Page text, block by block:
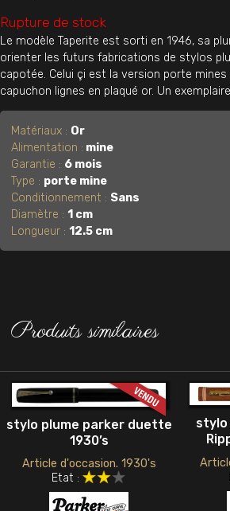
Rupture de stock
Le modèle Taperite est sorti en 1946, sa
orienter les futurs fabrications de stylos
capotée. Celui çi est la version porte
capuchon lignes en plaqué or. Un
Matériaux : Or
Alimentation : mine
Garantie : 6 mois
Type : porte mine
Conditionnement : Sans
Diamètre :1 cm
Longueur :12.5 cm
Produits similaires
stylo plume parker duette
1930’s
Article d'occasion. 1930's
Etat :
stylo